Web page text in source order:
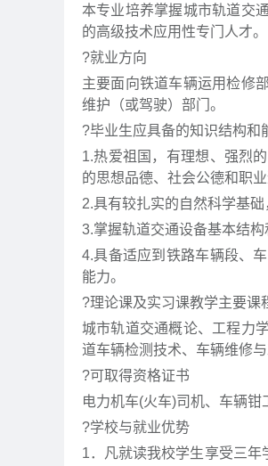
本专业培养掌握城市轨道交
的高级技术应用性专门人才。
?就业方向
主要面向铁道车辆运用检修
维护（或驾驶）部门。
?毕业生应具备的知识结构和
1.热爱祖国，有理想、强烈
的思想品德、社会公德和职
2.具有较扎实的自然科学基
3.掌握轨道交通设备基本结
4.具备适应到铁路车辆段、
能力。
?理论课及实习课教学主要课
城市轨道交通概论、工程力
道车辆检测技术、车辆维修
?可取得资格证书
电力机车(火车)司机、车辆
?学校与就业优势
1．凡就读我校学生享受三